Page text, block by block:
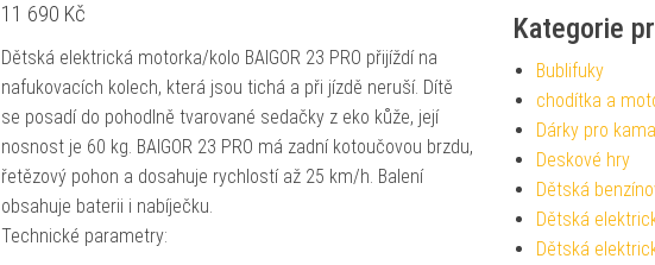
11 690 Kč
Dětská elektrická motorka/kolo BAIGOR 23 PRO přijíždí na
nafukovacích kolech, která jsou tichá a při jízdě neruší. Dítě
se posadí do pohodlně tvarované sedačky z eko kůže, její
nosnost je 60 kg. BAIGOR 23 PRO má zadní kotoučovou brzdu,
řetězový pohon a dosahuje rychlostí až 25 km/h. Balení
obsahuje baterii i nabíječku.
Technické parametry:
Kategorie
Bublifuky
chodítka a
Dárky pro
Deskové hry
Dětská
Dětská
Dětská